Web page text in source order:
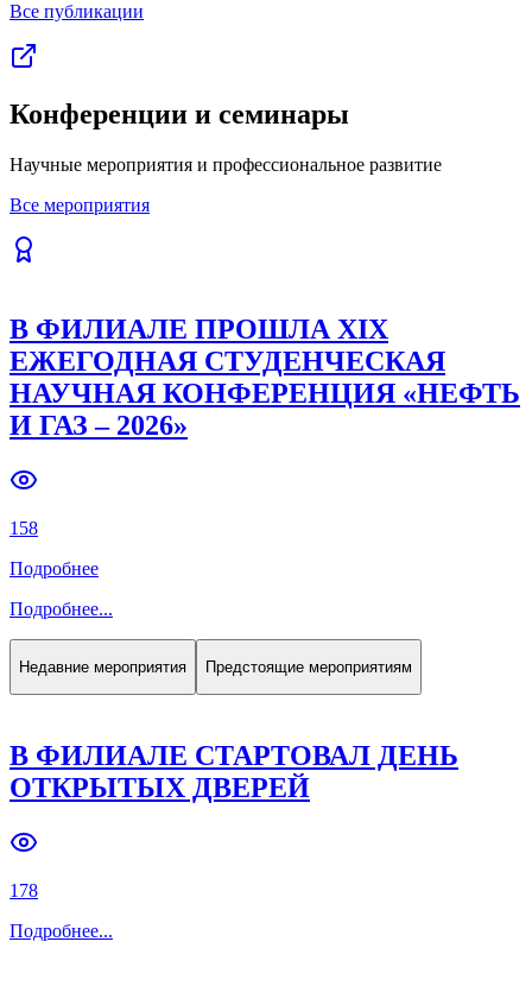
Все публикации
Конференции и семинары
Научные мероприятия и профессиональное развитие
Все мероприятия
В ФИЛИАЛЕ ПРОШЛА XIX
ЕЖЕГОДНАЯ СТУДЕНЧЕСКАЯ
НАУЧНАЯ КОНФЕРЕНЦИЯ «НЕФТЬ
И ГАЗ – 2026»
158
Подробнее
Подробнее...
Недавние мероприятия Предстоящие мероприятиям
В ФИЛИАЛЕ СТАРТОВАЛ ДЕНЬ
ОТКРЫТЫХ ДВЕРЕЙ
178
Подробнее...